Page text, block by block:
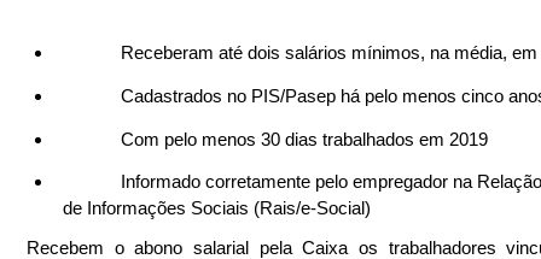
Receberam até dois salários mínimos, na média,
Cadastrados no PIS/Pasep há pelo menos cinco
            Com pelo menos 30 dias trabalhados em 2019
de Informações Sociais (Rais/e-Social)
Recebem o abono salarial pela Caixa os trabalhadores